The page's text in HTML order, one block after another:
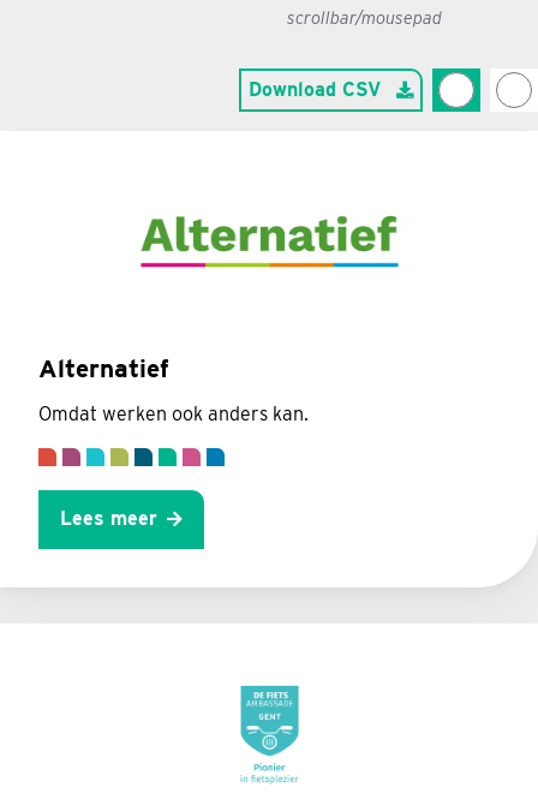
scrollbar/mousepad
Download CSV
Alternatief
Omdat werken ook anders kan.
Lees meer